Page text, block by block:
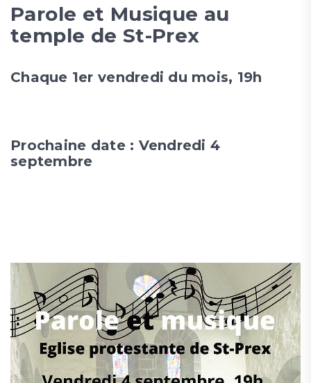
Parole et Musique au
temple de St-Prex
Chaque 1er vendredi du mois, 19h
Prochaine date : Vendredi 4
septembre